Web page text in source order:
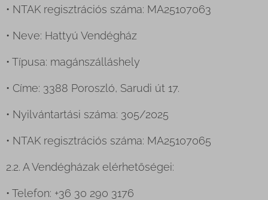
• NTAK regisztrációs száma: MA25107063
• Neve: Hattyú Vendégház
• Típusa: magánszálláshely
• Címe: 3388 Poroszló, Sarudi út 17.
• Nyilvántartási száma: 305/2025
• NTAK regisztrációs száma: MA25107065
2.2. A Vendégházak elérhetőségei:
• Telefon: +36 30 290 3176